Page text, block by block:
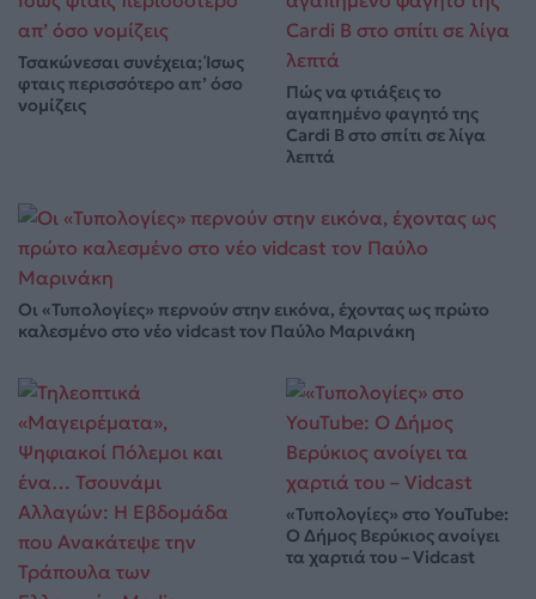
Τσακώνεσαι συνέχεια; Ίσως
φταις περισσότερο απ’ όσο
νομίζεις
Πώς να φτιάξεις το
αγαπημένο φαγητό της
Cardi B στο σπίτι σε λίγα
λεπτά
Οι «Τυπολογίες» περνούν στην εικόνα, έχοντας ως πρώτο
καλεσμένο στο νέο vidcast τον Παύλο Μαρινάκη
«Τυπολογίες» στο YouTube:
Ο Δήμος Βερύκιος ανοίγει
τα χαρτιά του – Vidcast